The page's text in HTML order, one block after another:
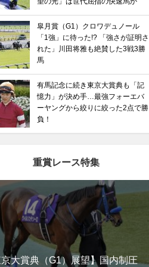
皐月賞（G1）クロワデュノール
「1強」に待った!? 「強さが証明さ
れた」川田将雅も絶賛した3戦3勝
馬
有馬記念に続き東京大賞典も「記
憶力」が決め手…最強フォーエバ
ーヤングから絞りに絞った2点で勝
負！
重賞レース特集
大賞典（G1）展望】国内制圧